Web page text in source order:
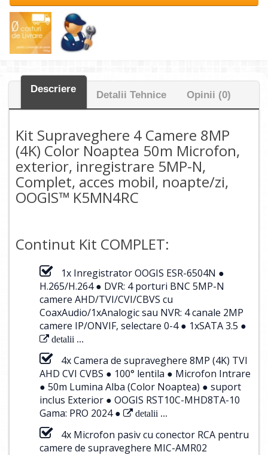
Descriere
Detalii Tehnice Opinii (0)
Kit Supraveghere 4 Camere 8MP
(4K) Color Noaptea 50m Microfon,
exterior, inregistrare 5MP-N,
Complet, acces mobil, noapte/zi,
OOGIS™ K5MN4RC
Continut Kit COMPLET:
1x Inregistrator OOGIS ESR-6504N ●
H.265/H.264 ● DVR: 4 porturi BNC 5MP-N
camere AHD/TVI/CVI/CBVS cu
CoaxAudio/1xAnalogic sau NVR: 4 canale 2MP
camere IP/ONVIF, selectare 0-4 ● 1xSATA 3.5 ●
detalii ...
4x Camera de supraveghere 8MP (4K) TVI
AHD CVI CVBS ● 100° lentila ● Microfon Intrare
● 50m Lumina Alba (Color Noaptea) ● suport
inclus Exterior ● OOGIS RST10C-MHD8TA-10
Gama: PRO 2024 ●
detalii ...
4x Microfon pasiv cu conector RCA pentru
camere de supraveghere MIC-AMR02